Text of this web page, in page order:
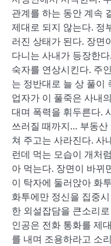
관계를 하는 동안 계속
제대로 되지 않는다. 정
러진 상태가 된다. 장면
다니는 사내가 등장한
숙자를 연상시킨다. 주
는 정반대로 늘 상 풀이
업자가 이 풀죽은 사내
대며 폭력을 휘두른다.
쓰러질 때까지… 부동산
쳐 주고는 사라진다. 사
런데 먹는 모습이 개처
아 먹는다. 장면이 바뀌
이 탁자에 둘러앉아 화
화투에만 정신을 집중
한 외설잡담을 큰소리
인공은 전화 통화를 제
를 내며 조용하라고 소